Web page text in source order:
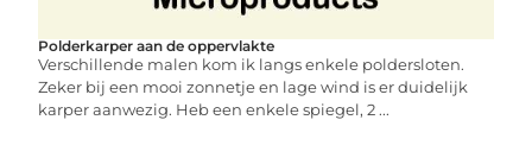
Polderkarper aan de oppervlakte
Verschillende malen kom ik langs enkele poldersloten.
Zeker bij een mooi zonnetje en lage wind is er duidelijk
karper aanwezig. Heb een enkele spiegel, 2 ...